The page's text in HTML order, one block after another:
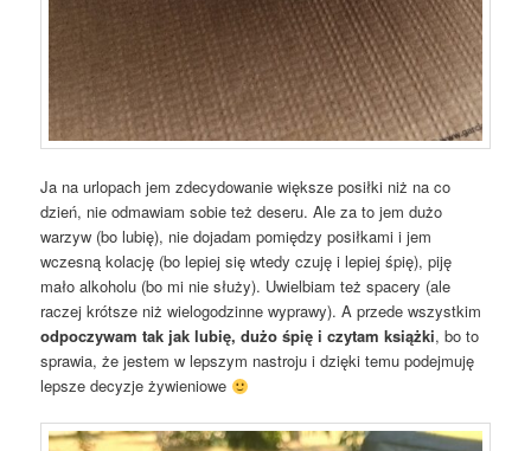
Ja na urlopach jem zdecydowanie większe posiłki niż na co
dzień, nie odmawiam sobie też deseru. Ale za to jem dużo
warzyw (bo lubię), nie dojadam pomiędzy posiłkami i jem
wczesną kolację (bo lepiej się wtedy czuję i lepiej śpię), piję
mało alkoholu (bo mi nie służy). Uwielbiam też spacery (ale
raczej krótsze niż wielogodzinne wyprawy). A przede wszystkim
odpoczywam tak jak lubię, dużo śpię i czytam książki, bo to
sprawia, że jestem w lepszym nastroju i dzięki temu podejmuję
lepsze decyzje żywieniowe